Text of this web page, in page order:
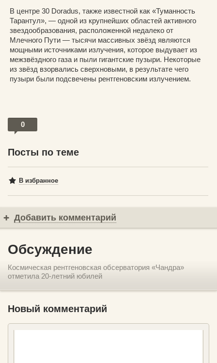
В центре 30 Doradus, также известной как «Туманность
Тарантул», — одной из крупнейших областей активного
звездообразования, расположенной недалеко от
Млечного Пути — тысячи массивных звёзд являются
мощными источниками излучения, которое выдувает из
межзвёздного газа и пыли гигантские пузыри. Некоторые
из звёзд взорвались сверхновыми, в результате чего
пузыри были подсвечены рентгеновским излучением.
0
Посты по теме
В избранное
Добавить комментарий
Обсуждение
Космическая рентгеновская обсерватория «Чандра»
отметила 20-летний юбилей
Новый комментарий